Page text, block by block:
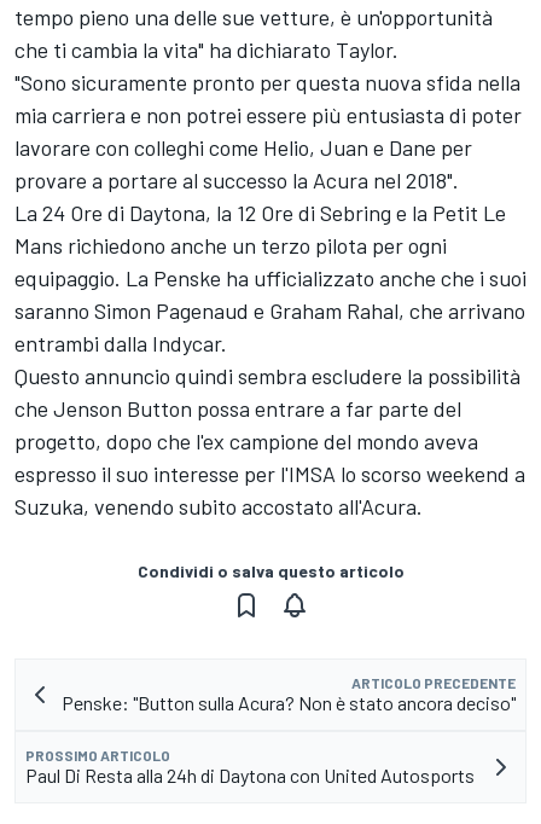
tempo pieno una delle sue vetture, è un'opportunità
che ti cambia la vita" ha dichiarato Taylor.
"Sono sicuramente pronto per questa nuova sfida nella
mia carriera e non potrei essere più entusiasta di poter
lavorare con colleghi come Helio, Juan e Dane per
provare a portare al successo la Acura nel 2018".
La 24 Ore di Daytona, la 12 Ore di Sebring e la Petit Le
Mans richiedono anche un terzo pilota per ogni
equipaggio. La Penske ha ufficializzato anche che i suoi
saranno Simon Pagenaud e Graham Rahal, che arrivano
entrambi dalla Indycar.
Questo annuncio quindi sembra escludere la possibilità
che Jenson Button possa entrare a far parte del
progetto, dopo che l'ex campione del mondo aveva
espresso il suo interesse per l'IMSA lo scorso weekend a
Suzuka, venendo subito accostato all'Acura.
Condividi o salva questo articolo
ARTICOLO PRECEDENTE
Penske: "Button sulla Acura? Non è stato ancora deciso"
PROSSIMO ARTICOLO
Paul Di Resta alla 24h di Daytona con United Autosports